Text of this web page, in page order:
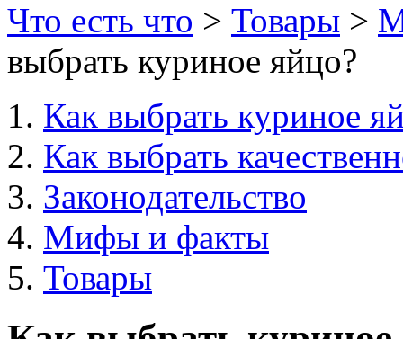
Что есть что > Товары >
выбрать куриное яйцо?
Как выбрать куриное
Как выбрать
Законодательство
Мифы и факты
Товары